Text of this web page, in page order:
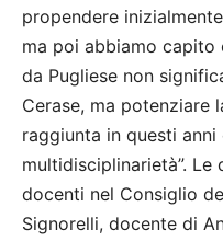
propendere
ma poi abbiamo capito
da Pugliese non
Cerase, ma potenziare
raggiunta in questi anni
multidisciplinarietà”.
docenti nel Consiglio
Signorelli, docente di